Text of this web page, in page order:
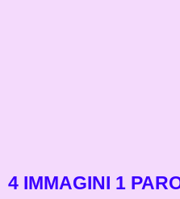
4 IMMAGINI 1